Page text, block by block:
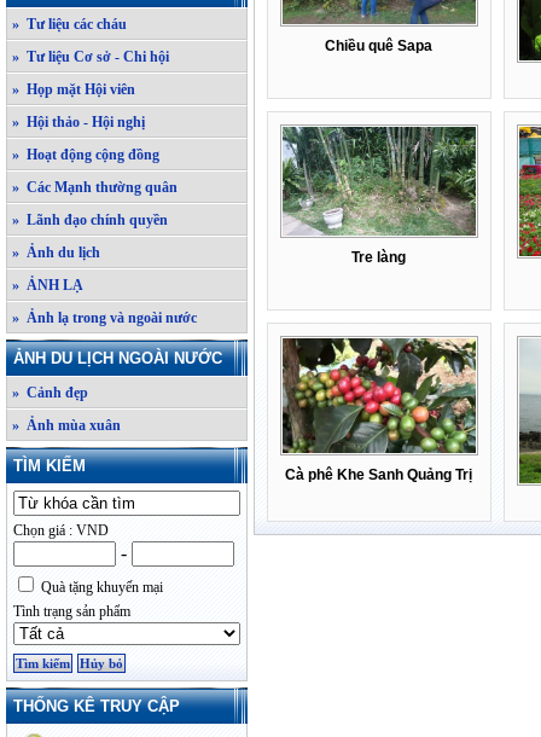
» Tư liệu các cháu
» Tư liệu Cơ sở - Chi hội
» Họp mặt Hội viên
» Hội thảo - Hội nghị
» Hoạt động cộng đồng
» Các Mạnh thường quân
» Lãnh đạo chính quyền
» Ảnh du lịch
» ẢNH LẠ
» Ảnh lạ trong và ngoài nước
ẢNH DU LỊCH NGOÀI NƯỚC
» Cảnh đẹp
» Ảnh mùa xuân
TÌM KIẾM
Chọn giá : VND
-
Quà tặng khuyến mại
Tình trạng sản phẩm
THỐNG KÊ TRUY CẬP
Chiều quê Sapa
Tre làng
Cà phê Khe Sanh Quảng Trị